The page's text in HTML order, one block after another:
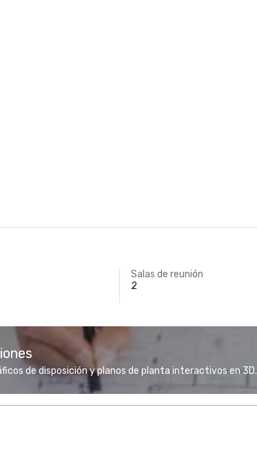
Salas de reunión
2
de disposición y planos de planta interactivos en 3D.